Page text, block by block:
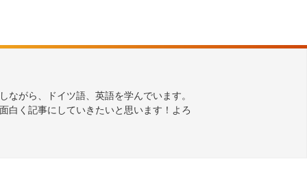
がら、ドイツ語、英語を学んでいます。
白く記事にしていきたいと思います！よろ